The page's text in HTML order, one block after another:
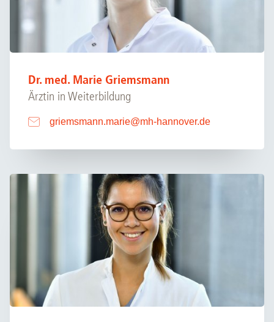
Dr. med. Marie Griemsmann
Ärztin in Weiterbildung
griemsmann.marie@mh-hannover.de